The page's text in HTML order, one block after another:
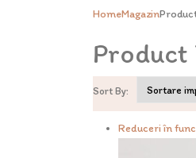
HomeMagazin
Sort By:
Reduceri în